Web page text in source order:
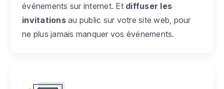
événements sur internet. Et diffuser les
invitationsau public sur votre site web, pour
ne plus jamais manquer vos événements.